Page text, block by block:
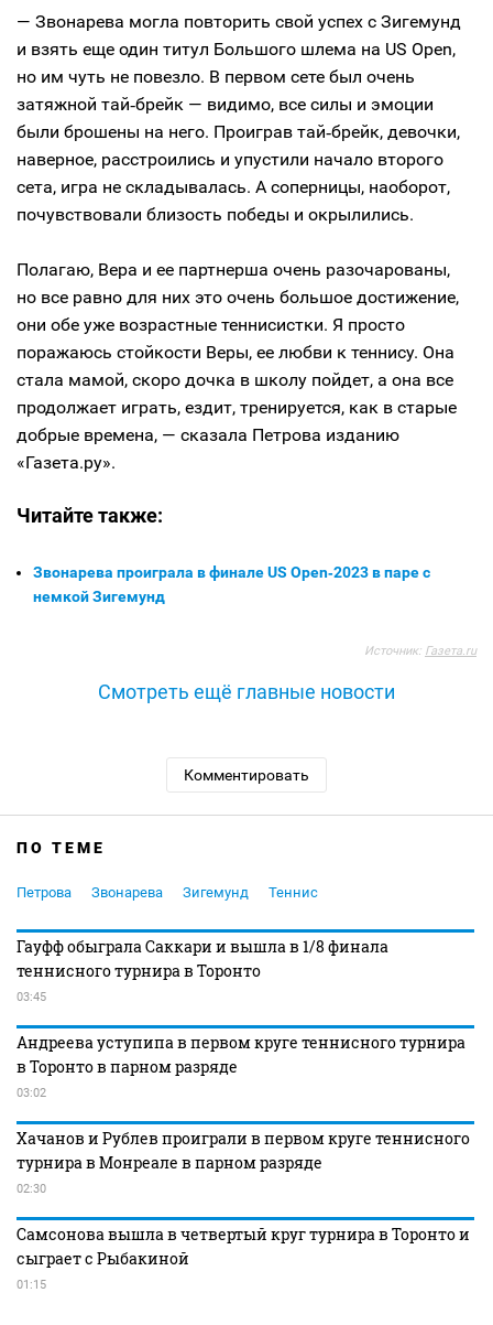
— Звонарева могла повторить свой успех с Зигемунд
и взять еще один титул Большого шлема на US Open,
но им чуть не повезло. В первом сете был очень
затяжной тай‑брейк — видимо, все силы и эмоции
были брошены на него. Проиграв тай‑брейк, девочки,
наверное, расстроились и упустили начало второго
сета, игра не складывалась. А соперницы, наоборот,
почувствовали близость победы и окрылились.
Полагаю, Вера и ее партнерша очень разочарованы,
но все равно для них это очень большое достижение,
они обе уже возрастные теннисистки. Я просто
поражаюсь стойкости Веры, ее любви к теннису. Она
стала мамой, скоро дочка в школу пойдет, а она все
продолжает играть, ездит, тренируется, как в старые
добрые времена, — сказала Петрова изданию
«Газета.ру».
Читайте также:
Звонарева проиграла в финале US Open‑2023 в паре с
немкой Зигемунд
Источник: Газета.ru
Смотреть ещё главные новости
Комментировать
ПО ТЕМЕ
Петрова Звонарева Зигемунд Теннис
Гауфф обыграла Саккари и вышла в 1/8 финала
теннисного турнира в Торонто
03:45
Андреева уступипа в первом круге теннисного турнира
в Торонто в парном разряде
03:02
Хачанов и Рублев проиграли в первом круге теннисного
турнира в Монреале в парном разряде
02:30
Самсонова вышла в четвертый круг турнира в Торонто и
сыграет с Рыбакиной
01:15